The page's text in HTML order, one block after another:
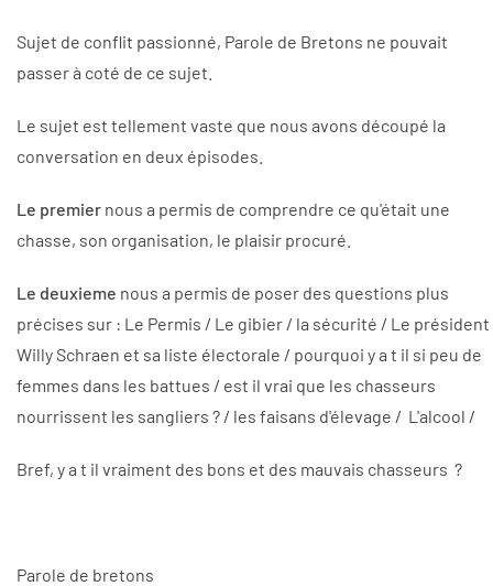
Sujet de conflit passionné, Parole de Bretons ne pouvait
passer à coté de ce sujet.
Le sujet est tellement vaste que nous avons découpé la
conversation en deux épisodes.
Le premier nous a permis de comprendre ce qu'était une
chasse, son organisation, le plaisir procuré.
Le deuxieme nous a permis de poser des questions plus
précises sur : Le Permis / Le gibier / la sécurité / Le président
Willy Schraen et sa liste électorale / pourquoi y a t il si peu de
femmes dans les battues / est il vrai que les chasseurs
nourrissent les sangliers ? / les faisans d'élevage / L'alcool /
Bref, y a t il vraiment des bons et des mauvais chasseurs ?
Parole de bretons